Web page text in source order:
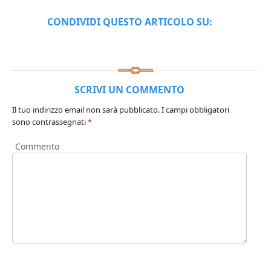
CONDIVIDI QUESTO ARTICOLO SU:
SCRIVI UN COMMENTO
Il tuo indirizzo email non sarà pubblicato.I campi obbligatori
sono contrassegnati*
Commento